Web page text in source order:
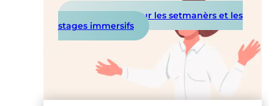
En savoir plus sur les setmanèrs et les
stages immersifs